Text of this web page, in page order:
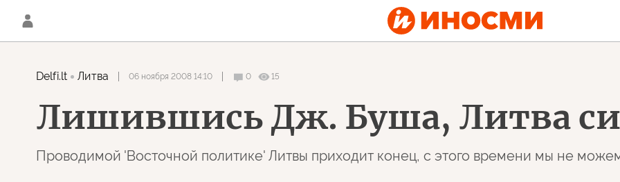
Delfi.lt Литва 06 ноября 2008 14:10 0 15
Лишившись Дж. Буша, Литва
Проводимой 'Восточной политике' Литвы приходит конец, с этого времени мы не